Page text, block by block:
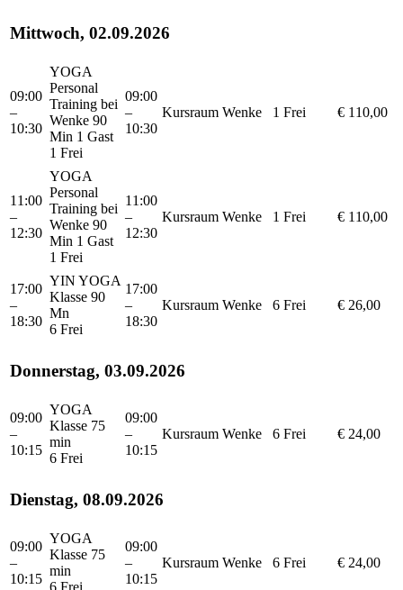
Mittwoch, 02.09.2026
09:00
–
10:30
YOGA
Personal
Training bei
Wenke 90
Min 1 Gast
1 Frei
09:00
–
10:30
Kursraum Wenke 1 Frei € 110,00
11:00
–
12:30
YOGA
Personal
Training bei
Wenke 90
Min 1 Gast
1 Frei
11:00
–
12:30
Kursraum Wenke 1 Frei € 110,00
17:00
–
18:30
YIN YOGA
Klasse 90
Mn
6 Frei
17:00
–
18:30
Kursraum Wenke 6 Frei € 26,00
Donnerstag, 03.09.2026
09:00
–
10:15
YOGA
Klasse 75
min
6 Frei
09:00
–
10:15
Kursraum Wenke 6 Frei € 24,00
Dienstag, 08.09.2026
09:00
–
10:15
YOGA
Klasse 75
min
6 Frei
09:00
–
10:15
Kursraum Wenke 6 Frei € 24,00